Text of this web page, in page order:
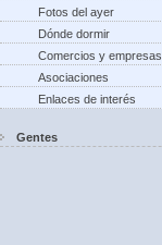
Fotos del ayer
Dónde dormir
Comercios y empresas
Asociaciones
Enlaces de interés
Gentes